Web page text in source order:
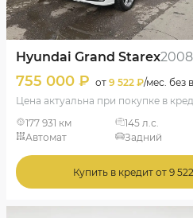
Hyundai Grand Starex2008
755 000 ₽ от 9 522 ₽/мес. без
Цена актуальна при покупке в
177 931 км
145 л.с.
Автомат
Задний
Купить в кредит от 9